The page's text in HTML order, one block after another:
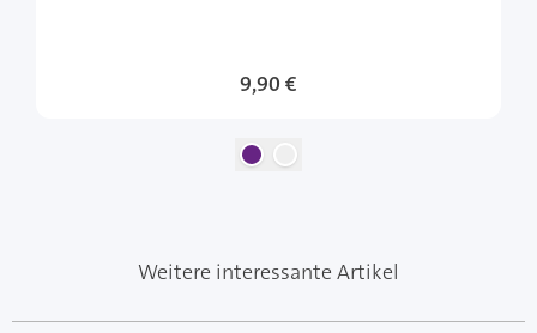
9,90 €
Weitere interessante Artikel